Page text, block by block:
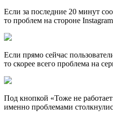
Если за последние 20 минут
то проблем на стороне
Если прямо сейчас
то скорее всего проблема на
Под кнопкой «Тоже не
именно проблемами